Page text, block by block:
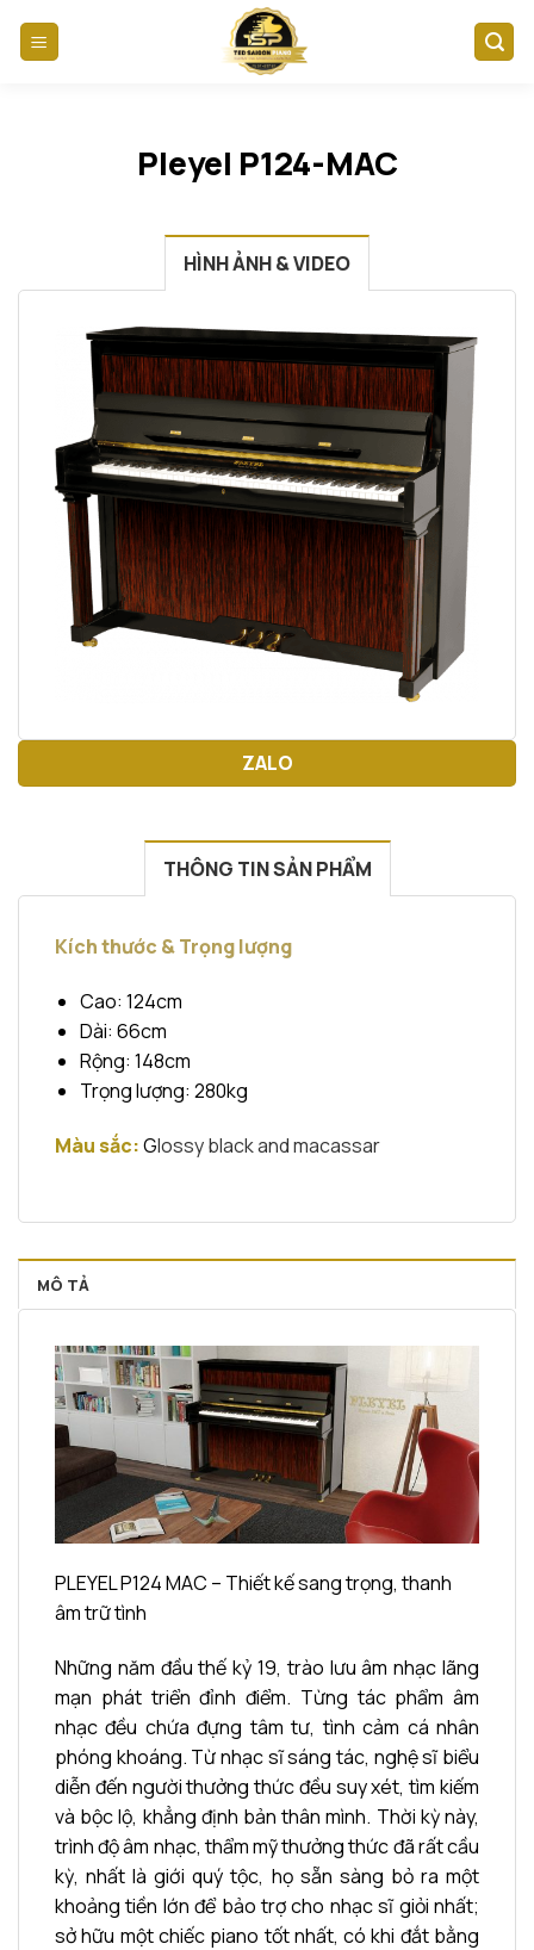
Pleyel P124-MAC
HÌNH ẢNH & VIDEO
ZALO
THÔNG TIN SẢN PHẨM
Kích thước & Trọng lượng
Cao: 124cm
Dài: 66cm
Rộng: 148cm
Trọng lượng: 280kg
Màu sắc:Glossy black and macassar
MÔ TẢ
PLEYEL P124 MAC – Thiết kế sang trọng, thanh
âm trữ tình
Những năm đầu thế kỷ 19, trào lưu âm nhạc lãng
mạn phát triển đỉnh điểm. Từng tác phẩm âm
nhạc đều chứa đựng tâm tư, tình cảm cá nhân
phóng khoáng. Từ nhạc sĩ sáng tác, nghệ sĩ biểu
diễn đến người thưởng thức đều suy xét, tìm kiếm
và bộc lộ, khẳng định bản thân mình. Thời kỳ này,
trình độ âm nhạc, thẩm mỹ thưởng thức đã rất cầu
kỳ, nhất là giới quý tộc, họ sẵn sàng bỏ ra một
khoảng tiền lớn để bảo trợ cho nhạc sĩ giỏi nhất;
sở hữu một chiếc piano tốt nhất, có khi đắt bằng